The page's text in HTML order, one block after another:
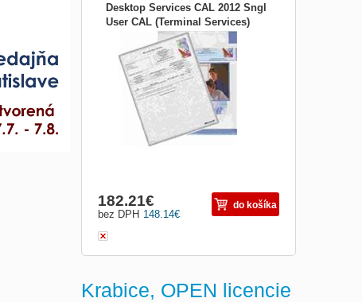
Desktop Services CAL 2012 Sngl
User CAL (Terminal Services)
MOL – Multilicencia Open License - min.
nákup pre otvorenie zmluvy je 5 rôznych
produktov. Zmluva je elektronická,
vygenerovaná max. do 48 hodín.
Produktové kľúče a softvér na stiahnutie
sú dostupné na webe VLSC ( Volume
Licensing Service Center ). V d...
148.14€
bez DPH
182.21€ do košíka
Krabice, OPEN licencie